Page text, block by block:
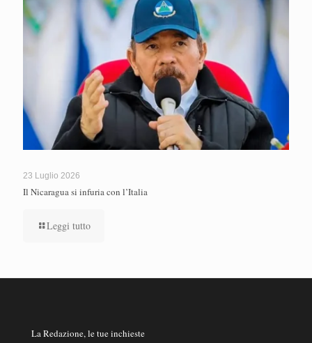
23 Luglio 2026
Il Nicaragua si infuria con l’Italia
Leggi tutto
La Redazione, le tue inchieste